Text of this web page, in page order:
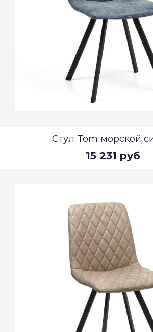
Стул Tom морской
15 231 руб